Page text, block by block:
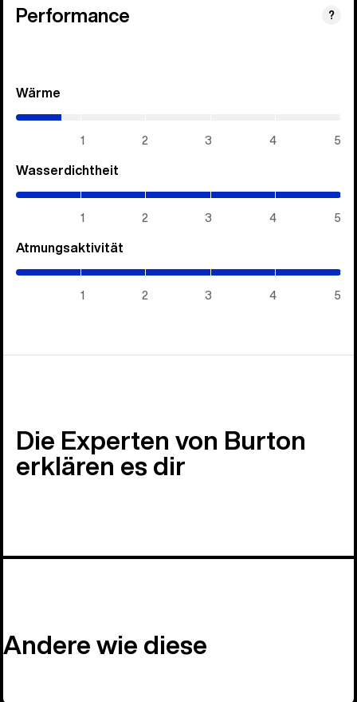
Performance ?
Wärme
1 2 3 4 5
Wasserdichtheit
1 2 3 4 5
Atmungsaktivität
1 2 3 4 5
Die Experten von Burton
erklären es dir
Andere wie diese